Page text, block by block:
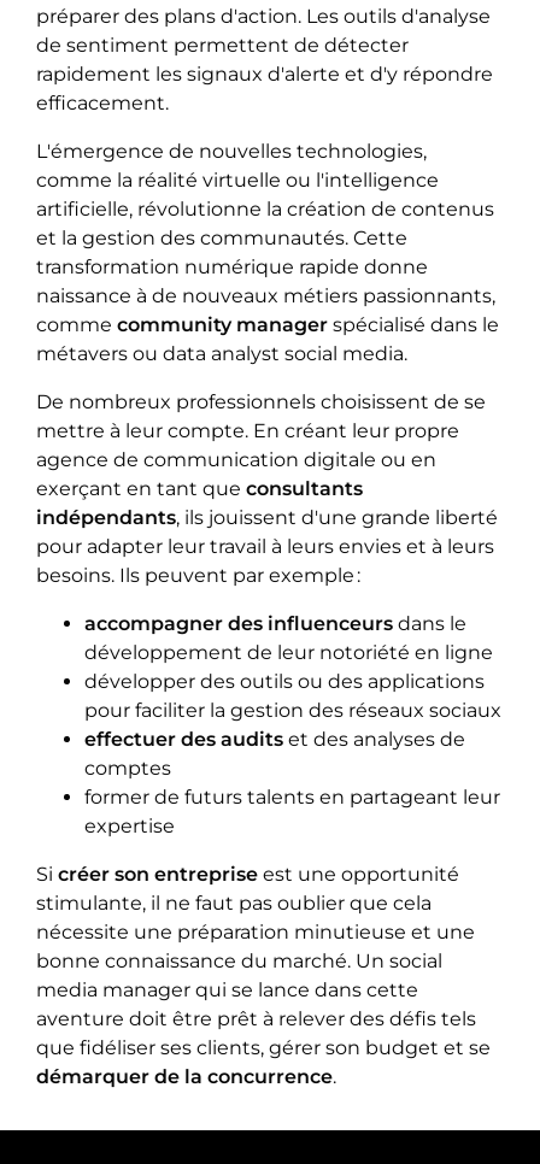
préparer des plans d'action. Les outils d'analyse
de sentiment permettent de détecter
rapidement les signaux d'alerte et d'y répondre
efficacement.
L'émergence de nouvelles technologies,
comme la réalité virtuelle ou l'intelligence
artificielle, révolutionne la création de contenus
et la gestion des communautés. Cette
transformation numérique rapide donne
naissance à de nouveaux métiers passionnants,
comme community manager spécialisé dans le
métavers ou data analyst social media.
De nombreux professionnels choisissent de se
mettre à leur compte. En créant leur propre
agence de communication digitale ou en
exerçant en tant que consultants
indépendants, ils jouissent d'une grande liberté
pour adapter leur travail à leurs envies et à leurs
besoins. Ils peuvent par exemple :
accompagner des influenceurs dans le
développement de leur notoriété en ligne
développer des outils ou des applications
pour faciliter la gestion des réseaux sociaux
effectuer des audits et des analyses de
comptes
former de futurs talents en partageant leur
expertise
Si créer son entreprise est une opportunité
stimulante, il ne faut pas oublier que cela
nécessite une préparation minutieuse et une
bonne connaissance du marché. Un social
media manager qui se lance dans cette
aventure doit être prêt à relever des défis tels
que fidéliser ses clients, gérer son budget et se
démarquer de la concurrence.